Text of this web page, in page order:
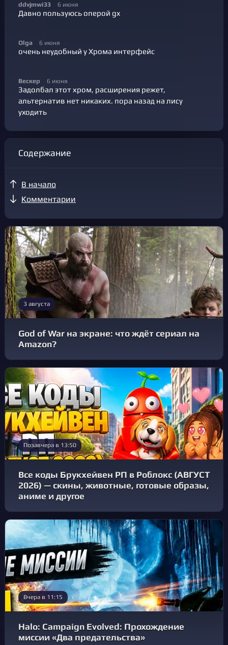
ddvjmwi33 6 июня
Давно пользуюсь оперой gx
Olga 6 июня
очень неудобный у Хрома интерфейс
Вескер 6 июня
Задолбал этот хром, расширения режет,
альтернатив нет никаких. пора назад на лису
уходить
Содержание
В начало
Комментарии
3 августа
God of War на экране: что ждёт сериал на
Amazon?
Позавчера в 13:50
Все коды Брукхейвен РП в Роблокс (АВГУСТ
2026) — скины, животные, готовые образы,
аниме и другое
Вчера в 11:15
Halo: Campaign Evolved: Прохождение
миссии «Два предательства»